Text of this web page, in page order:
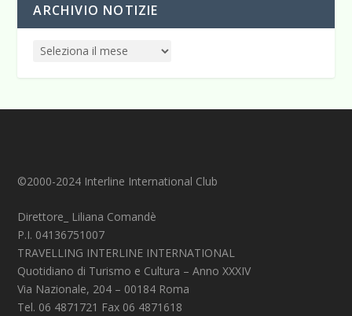
ARCHIVIO NOTIZIE
©2000-2024 Interline International Club
Direttore_ Liliana Comandè
P.I. 04136751007
TRAVELLING INTERLINE INTERNATIONAL
Quotidiano di Turismo e Cultura – Anno XXXIV
Via Nazionale, 204 – 00184 Roma
Tel. 06 4871721 Fax 06 4871618